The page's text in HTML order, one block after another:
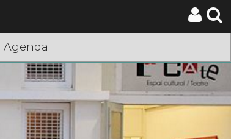
Agenda